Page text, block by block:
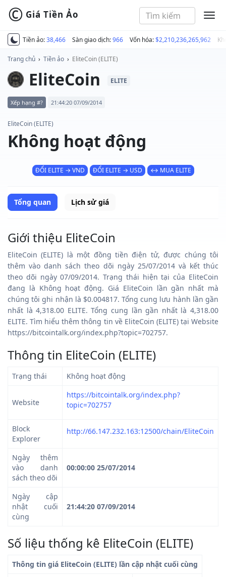
Tiền ảo:38,466 Sàn giao dịch:966 Vốn hóa:$2,210,236,265,962
© Giá Tiền Ảo
Trang chủ › Tiền ảo › EliteCoin (ELITE)
EliteCoin ELITE
Xếp hạng #? 21:44:20 07/09/2014
EliteCoin (ELITE)
Không hoạt động
ĐỔI ELITE → VND ĐỔI ELITE → USD ↔ MUA ELITE
Tổng quan Lịch sử giá
Giới thiệu EliteCoin
EliteCoin (ELITE) là một đồng tiền điện tử, được chúng tôi
thêm vào danh sách theo dõi ngày 25/07/2014 và kết thúc
theo dõi ngày 07/09/2014. Trạng thái hiện tại của EliteCoin
đang là Không hoạt động. Giá EliteCoin lần gần nhất mà
chúng tôi ghi nhận là $0.004817. Tổng cung lưu hành lần gần
nhất là 4,318.00 ELITE. Tổng cung lần gần nhất là 4,318.00
ELITE. Tìm hiểu thêm thông tin về EliteCoin (ELITE) tại Website
https://bitcointalk.org/index.php?topic=702757.
Thông tin EliteCoin (ELITE)
Trạng thái Không hoạt động
Website
https://bitcointalk.org/index.php?
topic=702757
Block
Explorer
http://66.147.232.163:12500/chain/EliteCoin
Ngày thêm
vào danh
sách theo dõi
00:00:00 25/07/2014
Ngày cập
nhật cuối
cùng
21:44:20 07/09/2014
Số liệu thống kê EliteCoin (ELITE)
Thông tin giá EliteCoin (ELITE) lần cập nhật cuối cùng